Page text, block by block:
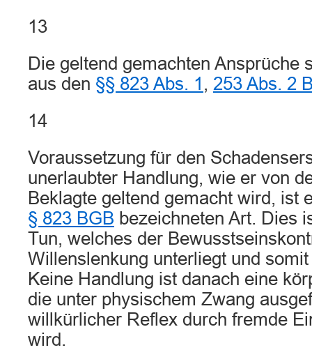
13
Die geltend gemachten Ansprüche
aus den §§ 823 Abs. 1 , 253 Abs. 2
14
Voraussetzung für den
unerlaubter Handlung, wie er von
Beklagte geltend gemacht wird, ist
§ 823 BGB bezeichneten Art. Dies
Tun, welches der
Willenslenkung unterliegt und
Keine Handlung ist danach eine
die unter physischem Zwang
willkürlicher Reflex durch fremde
wird.